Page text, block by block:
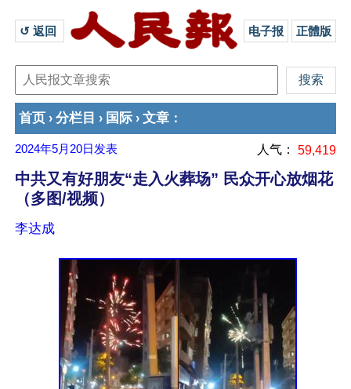
↺ 返回 电子报 正體版
首页 › 分栏目 › 国际 › 文章 ：
2024年5月20日 发表 人气： 59,419
中共又有好朋友“走入火葬场” 民众开心放烟花
（多图/视频）
李达成